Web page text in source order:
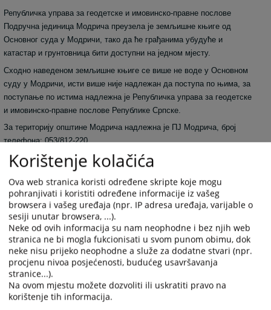
Републичка управа за геодетске и имовинско-правне послове
Подручна јединица Модрича преузела је земљишне књиге од
Основног суда у Модричи, тако да ће грађанима убудуће и
катастар и грунтовница бити доступни на једном мјесту.
Сходно наведеном земљишне књиге се више не воде у Основном
суду у Модричи, исти више није надлежан да поступа по њима, за
поступање по истима надлежна је Републичка управа за геодетске
и имовинско-правне послове Републике Српске.
За територију општине Модрича надлежна је ПЈ Модрича, број
телефона: 053/812-220.
За територију општине Вукосавље надлежна је ПК Вукосавље (при
1795ПРЕГЛЕДА
Korištenje kolačića
Ova web stranica koristi određene skripte koje mogu
pohranjivati i koristiti određene informacije iz vašeg
browsera i vašeg uređaja (npr. IP adresa uređaja, varijable o
sesiji unutar browsera, ...).
Neke od ovih informacija su nam neophodne i bez njih web
stranica ne bi mogla fukcionisati u svom punom obimu, dok
neke nisu prijeko neophodne a služe za dodatne stvari (npr.
procjenu nivoa posjećenosti, budućeg usavršavanja
stranice...).
Na ovom mjestu možete dozvoliti ili uskratiti pravo na
korištenje tih informacija.